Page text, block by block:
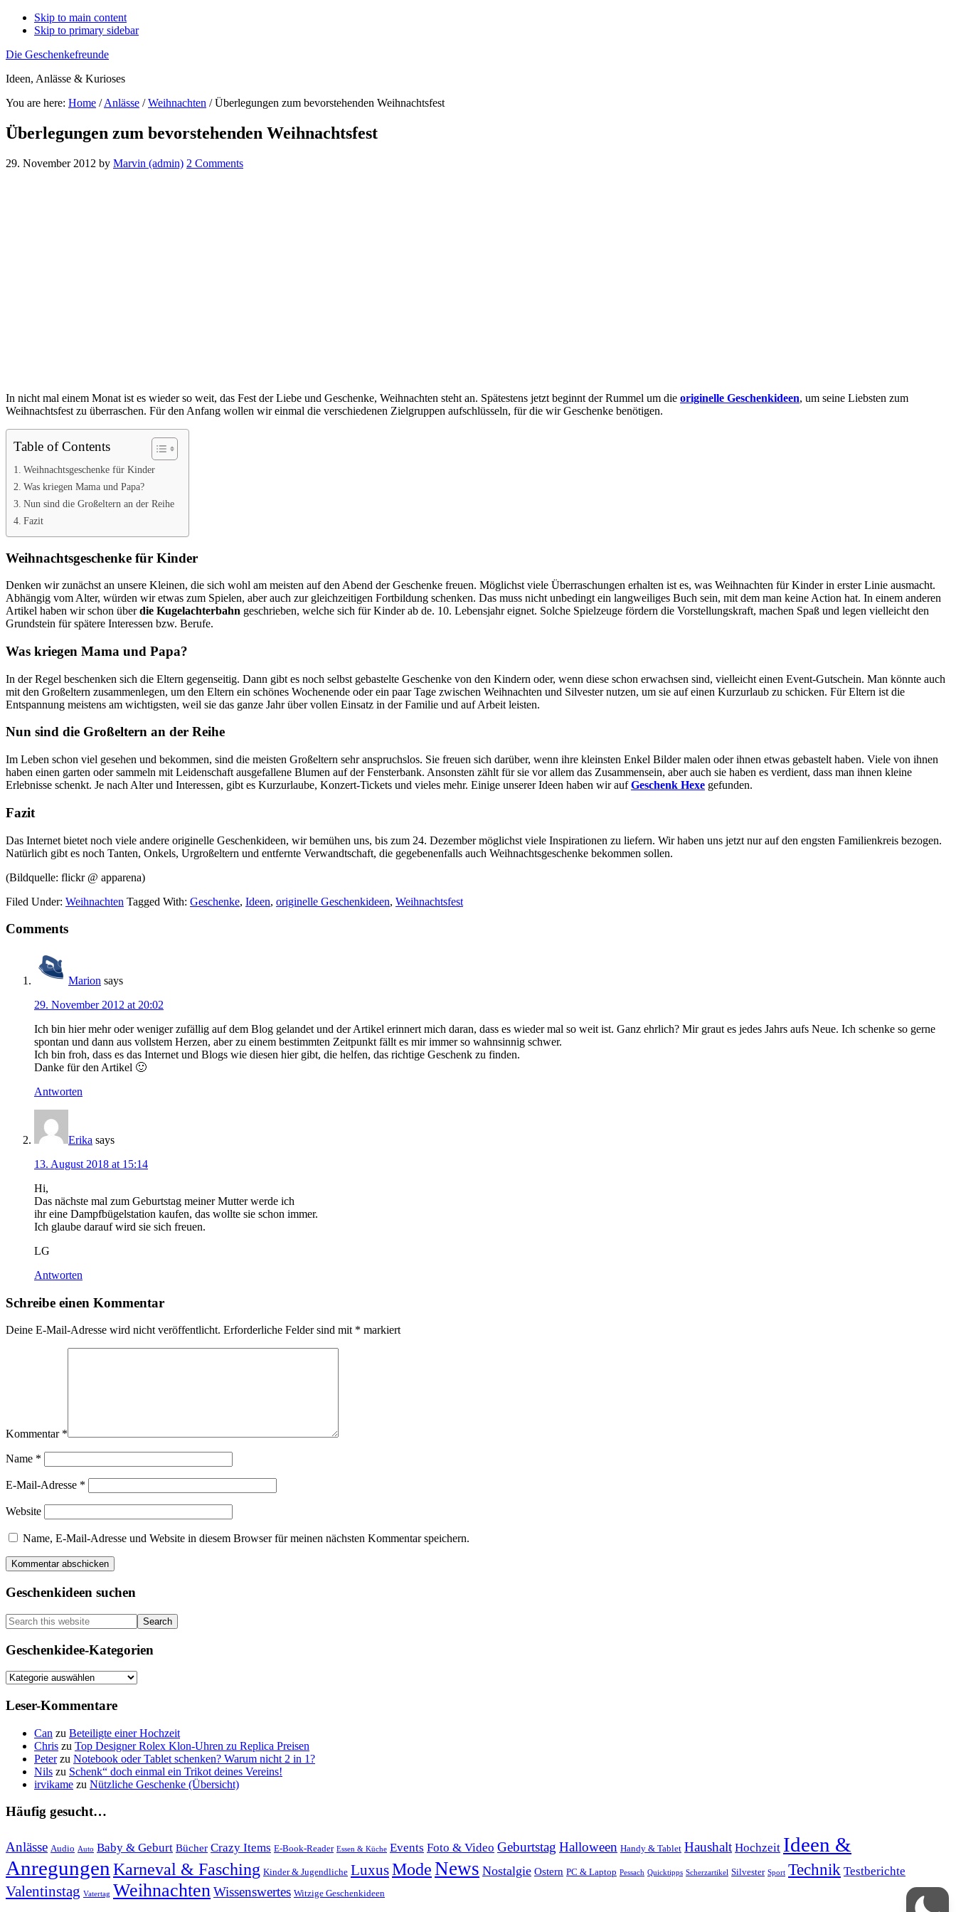
Skip to main content
Skip to primary sidebar
Die Geschenkefreunde
Ideen, Anlässe & Kurioses
You are here: Home / Anlässe / Weihnachten /Überlegungen zum bevorstehenden Weihnachtsfest
Überlegungen zum bevorstehenden Weihnachtsfest
29. November 2012 by Marvin (admin) 2 Comments
In nicht mal einem Monat ist es wieder so weit, das Fest der Liebe und Geschenke, Weihnachten steht an. Spätestens jetzt beginnt der Rummel um die originelle Geschenkideen, um seine Liebsten zum
Weihnachtsfest zu überraschen. Für den Anfang wollen wir einmal die verschiedenen Zielgruppen aufschlüsseln, für die wir Geschenke benötigen.
Table of Contents
Weihnachtsgeschenke für Kinder
Was kriegen Mama und Papa?
Nun sind die Großeltern an der Reihe
Fazit
Weihnachtsgeschenke für Kinder
Denken wir zunächst an unsere Kleinen, die sich wohl am meisten auf den Abend der Geschenke freuen. Möglichst viele Überraschungen erhalten ist es, was Weihnachten für Kinder in erster Linie ausmacht.
Abhängig vom Alter, würden wir etwas zum Spielen, aber auch zur gleichzeitigen Fortbildung schenken. Das muss nicht unbedingt ein langweiliges Buch sein, mit dem man keine Action hat. In einem anderen
Artikel haben wir schon überdie Kugelachterbahn geschrieben, welche sich für Kinder ab de. 10. Lebensjahr eignet. Solche Spielzeuge fördern die Vorstellungskraft, machen Spaß und legen vielleicht den
Grundstein für spätere Interessen bzw. Berufe.
Was kriegen Mama und Papa?
In der Regel beschenken sich die Eltern gegenseitig. Dann gibt es noch selbst gebastelte Geschenke von den Kindern oder, wenn diese schon erwachsen sind, vielleicht einen Event-Gutschein. Man könnte auch
mit den Großeltern zusammenlegen, um den Eltern ein schönes Wochenende oder ein paar Tage zwischen Weihnachten und Silvester nutzen, um sie auf einen Kurzurlaub zu schicken. Für Eltern ist die
Entspannung meistens am wichtigsten, weil sie das ganze Jahr über vollen Einsatz in der Familie und auf Arbeit leisten.
Nun sind die Großeltern an der Reihe
Im Leben schon viel gesehen und bekommen, sind die meisten Großeltern sehr anspruchslos. Sie freuen sich darüber, wenn ihre kleinsten Enkel Bilder malen oder ihnen etwas gebastelt haben. Viele von ihnen
haben einen garten oder sammeln mit Leidenschaft ausgefallene Blumen auf der Fensterbank. Ansonsten zählt für sie vor allem das Zusammensein, aber auch sie haben es verdient, dass man ihnen kleine
Erlebnisse schenkt. Je nach Alter und Interessen, gibt es Kurzurlaube, Konzert-Tickets und vieles mehr. Einige unserer Ideen haben wir aufGeschenk Hexe gefunden.
Fazit
Das Internet bietet noch viele andere originelle Geschenkideen, wir bemühen uns, bis zum 24. Dezember möglichst viele Inspirationen zu liefern. Wir haben uns jetzt nur auf den engsten Familienkreis bezogen.
Natürlich gibt es noch Tanten, Onkels, Urgroßeltern und entfernte Verwandtschaft, die gegebenenfalls auch Weihnachtsgeschenke bekommen sollen.
(Bildquelle: flickr @ apparena)
Filed Under: Weihnachten Tagged With: Geschenke, Ideen, originelle Geschenkideen, Weihnachtsfest
Reader
Comments
Marion says
29. November 2012 at 20:02
Ich bin hier mehr oder weniger zufällig auf dem Blog gelandet und der Artikel erinnert mich daran, dass es wieder mal so weit ist. Ganz ehrlich? Mir graut es jedes Jahrs aufs Neue. Ich schenke so gerne
spontan und dann aus vollstem Herzen, aber zu einem bestimmten Zeitpunkt fällt es mir immer so wahnsinnig schwer.
Ich bin froh, dass es das Internet und Blogs wie diesen hier gibt, die helfen, das richtige Geschenk zu finden.
Danke für den Artikel 🙂
Antworten
Erika says
13. August 2018 at 15:14
Hi,
Das nächste mal zum Geburtstag meiner Mutter werde ich
ihr eine Dampfbügelstation kaufen, das wollte sie schon immer.
Ich glaube darauf wird sie sich freuen.
LG
Antworten
Schreibe einen Kommentar
Deine E-Mail-Adresse wird nicht veröffentlicht. Erforderliche Felder sind mit * markiert
Kommentar *
Name *
E-Mail-Adresse *
Website
Name, E-Mail-Adresse und Website in diesem Browser für meinen nächsten Kommentar speichern.
Primary
Sidebar
Geschenkideen suchen
Search
this
website
Geschenkidee-Kategorien
Geschenkidee-
Leser-Kommentare
Can zu Beteiligte einer Hochzeit
Chris zu Top Designer Rolex Klon-Uhren zu Replica Preisen
Peterzu Notebook oder Tablet schenken? Warum nicht 2 in 1?
Nils zu Schenk“ doch einmal ein Trikot deines Vereins!
irvikame zu Nützliche Geschenke (Übersicht)
Häufig gesucht…
Anlässe Audio Auto Baby & Geburt Bücher Crazy Items E-Book-Reader Essen & Küche Events Foto & Video Geburtstag Halloween Handy & Tablet Haushalt Hochzeit Ideen &
Anregungen Karneval & Fasching Kinder & Jugendliche LuxusModeNews Nostalgie Ostern PC & Laptop Pessach Quicktipps Scherzartikel Silvester Sport Technik Testberichte
Valentinstag Vatertag WeihnachtenWissenswertes Witzige Geschenkideen